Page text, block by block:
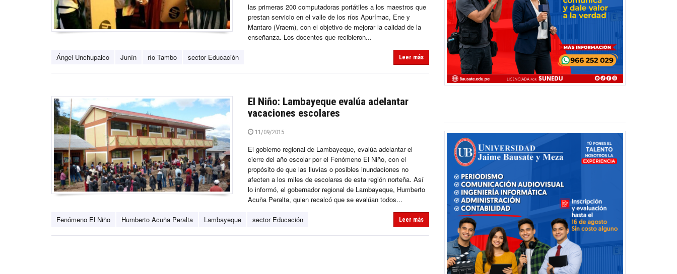
las primeras 200 computadoras portátiles a los maestros que
prestan servicio en el valle de los ríos Apurímac, Ene y
Mantaro (Vraem), con el objetivo de mejorar la calidad de la
enseñanza. Los docentes que recibieron...
Ángel Unchupaico Junín río Tambo sector Educación Leer más
El Niño: Lambayeque evalúa adelantar
vacaciones escolares
11/09/2015
El gobierno regional de Lambayeque, evalúa adelantar el
cierre del año escolar por el Fenómeno El Niño, con el
propósito de que las lluvias o posibles inundaciones no
afecten a los miles de escolares de esta región norteña. Así
lo informó, el gobernador regional de Lambayeque, Humberto
Acuña Peralta, quien recalcó que se evalúan todos...
Fenómeno El Niño Humberto Acuña Peralta Lambayeque sector Educación Leer más